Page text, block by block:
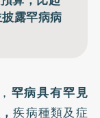
露罕病病
罕病具有罕見
疾病種類及症